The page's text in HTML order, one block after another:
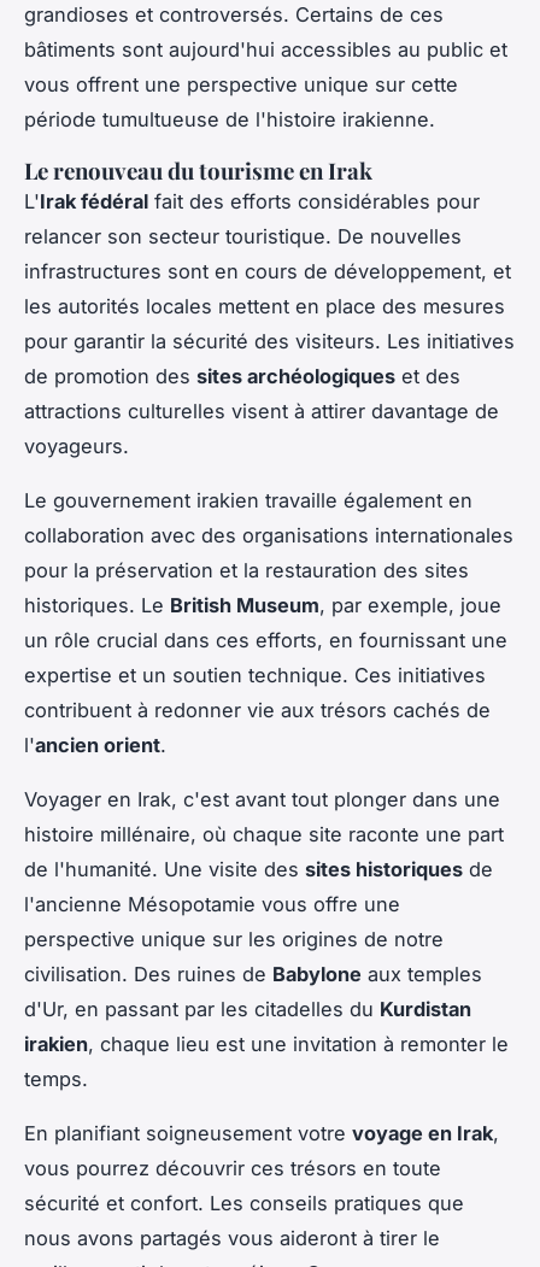
grandioses et controversés. Certains de ces
bâtiments sont aujourd'hui accessibles au public et
vous offrent une perspective unique sur cette
période tumultueuse de l'histoire irakienne.
Le renouveau du tourisme en Irak
L'Irak fédéral fait des efforts considérables pour
relancer son secteur touristique. De nouvelles
infrastructures sont en cours de développement, et
les autorités locales mettent en place des mesures
pour garantir la sécurité des visiteurs. Les initiatives
de promotion des sites archéologiques et des
attractions culturelles visent à attirer davantage de
voyageurs.
Le gouvernement irakien travaille également en
collaboration avec des organisations internationales
pour la préservation et la restauration des sites
historiques. Le British Museum, par exemple, joue
un rôle crucial dans ces efforts, en fournissant une
expertise et un soutien technique. Ces initiatives
contribuent à redonner vie aux trésors cachés de
l'ancien orient.
Voyager en Irak, c'est avant tout plonger dans une
histoire millénaire, où chaque site raconte une part
de l'humanité. Une visite des sites historiques de
l'ancienne Mésopotamie vous offre une
perspective unique sur les origines de notre
civilisation. Des ruines de Babylone aux temples
d'Ur, en passant par les citadelles du Kurdistan
irakien, chaque lieu est une invitation à remonter le
temps.
En planifiant soigneusement votre voyage en Irak,
vous pourrez découvrir ces trésors en toute
sécurité et confort. Les conseils pratiques que
nous avons partagés vous aideront à tirer le